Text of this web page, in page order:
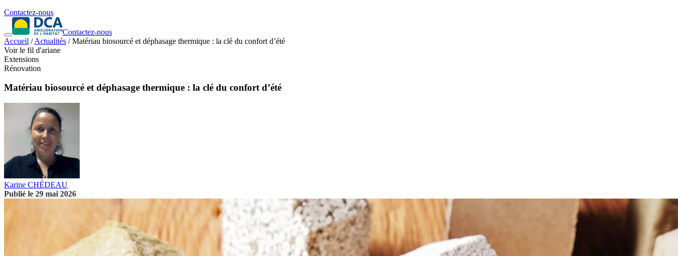
Contactez-nous
Contactez-nous
Accueil /Actualités /Matériau biosourcé et déphasage thermique : la clé du confort d’été
Voir le fil d'ariane
Extensions
Rénovation
Matériau biosourcé et déphasage thermique : la clé du confort d’été
Karine CHÉDEAU
Publié le 29 mai 2026